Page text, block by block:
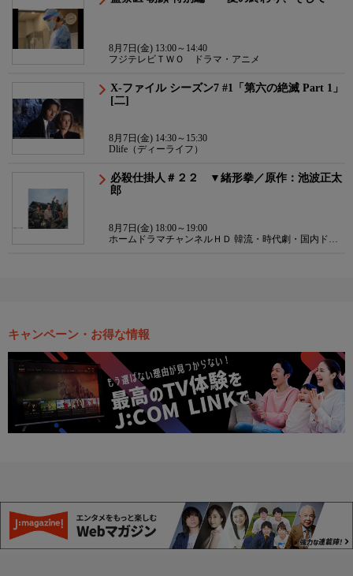
8月7日(金) 13:00～14:40
フジテレビＴＷＯ ドラマ・アニメ
X-ファイル シーズン7 #1「第六の絶滅 Part 1」
[二]
8月7日(金) 14:30～15:30
Dlife（ディーライフ）
必殺仕掛人＃２２ ▼緒形拳／原作：池波正太
郎
8月7日(金) 18:00～19:00
ホームドラマチャンネルＨＤ 韓流・時代劇・国内ドラ
キャンペーン・お得な情報